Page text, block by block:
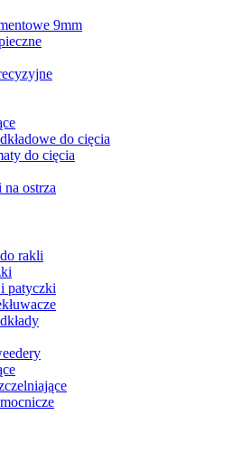
9mm
do cięcia
do cięcia
ostrza
rakli
i patyczki